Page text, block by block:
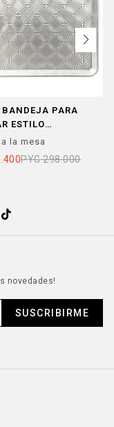
BANDEJA PARA
ESTILO
la mesa
PYG 298.000

novedades!
SUSCRIBIRME